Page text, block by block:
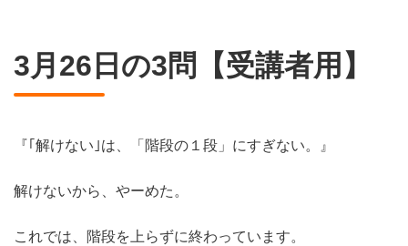
3月26日の3問【受講者用】
『｢解けない｣は、「階段の１段」にすぎない。』
解けないから、やーめた。
これでは、階段を上らずに終わっています。